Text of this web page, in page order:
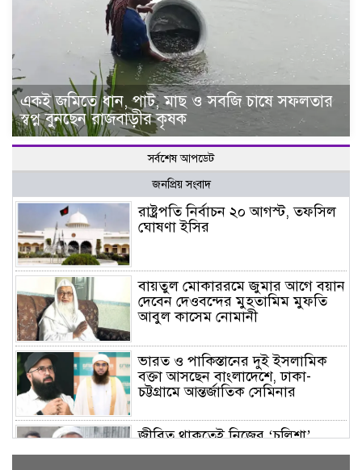
একই জমিতে ধান, পাট, মাছ ও সবজি চাষে সফলতার
স্বপ্ন বুনছেন রাজবাড়ীর কৃষক
সর্বশেষ আপডেট
জনপ্রিয় সংবাদ
রাষ্ট্রপতি নির্বাচন ২০ আগস্ট, তফসিল
ঘোষণা ইসির
বায়তুল মোকাররমে জুমার আগে বয়ান
দেবেন দেওবন্দের মুহতামিম মুফতি
আবুল কাসেম নোমানী
ভারত ও পাকিস্তানের দুই ইসলামিক
বক্তা আসছেন বাংলাদেশে, ঢাকা-
চট্টগ্রামে আন্তর্জাতিক সেমিনার
জীবিত থাকতেই নিজের ‘চল্লিশা’
করলেন বৃদ্ধ, খেলেন ২ হাজার মানুষ